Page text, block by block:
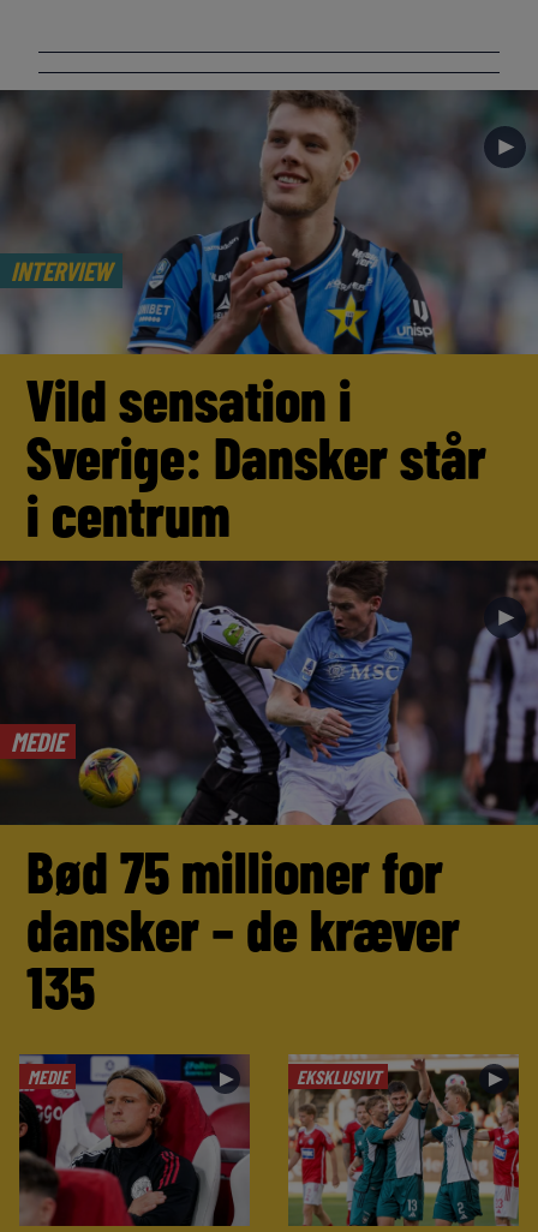
INTERVIEW
►
Vild sensation i
Sverige: Dansker står
i centrum
MEDIE
►
Bød 75 millioner for
dansker – de kræver
135
MEDIE ► EKSKLUSIVT ►